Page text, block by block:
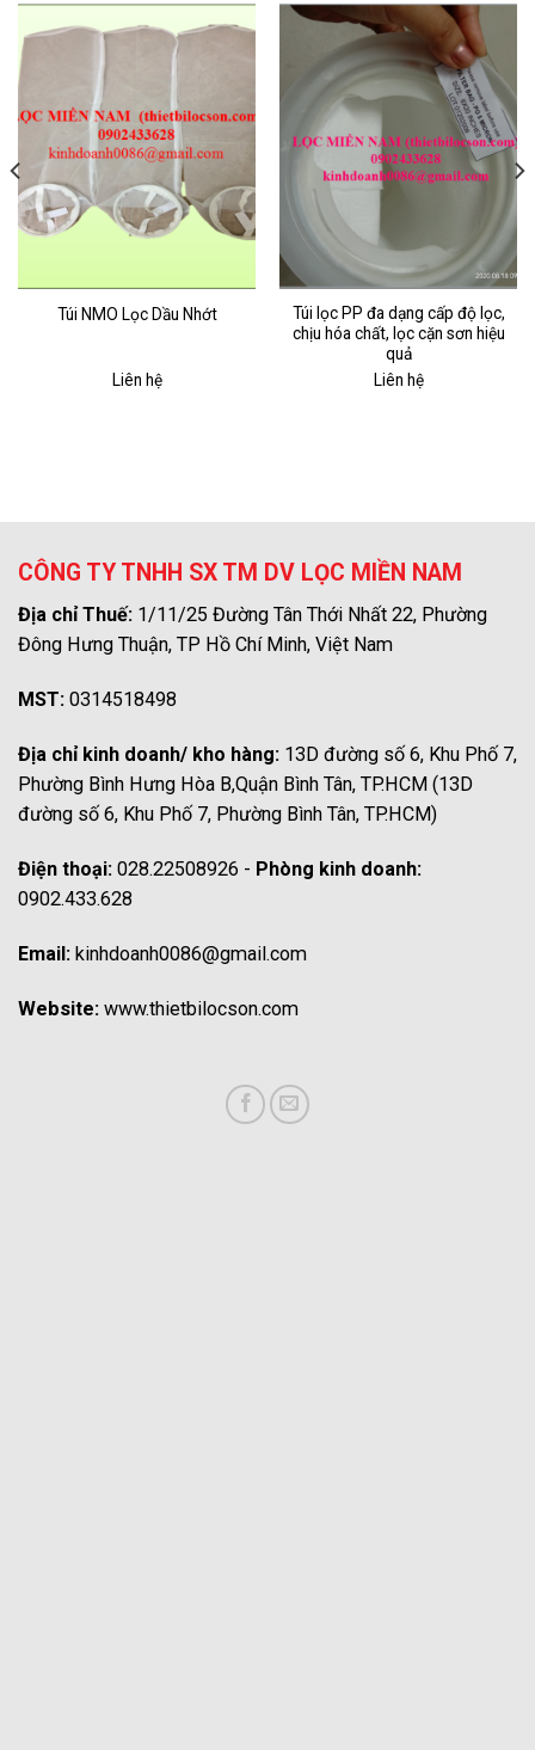
Túi NMO Lọc Dầu Nhớt
Liên hệ
Túi lọc PP đa dạng cấp độ lọc,
chịu hóa chất, lọc cặn sơn hiệu
quả
Liên hệ
CÔNG TY TNHH SX TM DV LỌC MIỀN NAM
Địa chỉ Thuế: 1/11/25 Đường Tân Thới Nhất 22, Phường
Đông Hưng Thuận, TP Hồ Chí Minh, Việt Nam
MST: 0314518498
Địa chỉ kinh doanh/ kho hàng: 13D đường số 6, Khu Phố 7,
Phường Bình Hưng Hòa B,Quận Bình Tân, TP.HCM (13D
đường số 6, Khu Phố 7, Phường Bình Tân, TP.HCM)
Điện thoại: 028.22508926 - Phòng kinh doanh:
0902.433.628
Email: kinhdoanh0086@gmail.com
Website: www.thietbilocson.com